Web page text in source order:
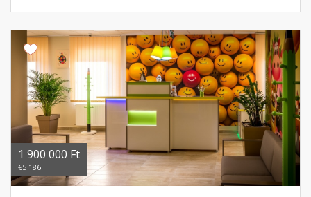
1 900 000 Ft
€5 186